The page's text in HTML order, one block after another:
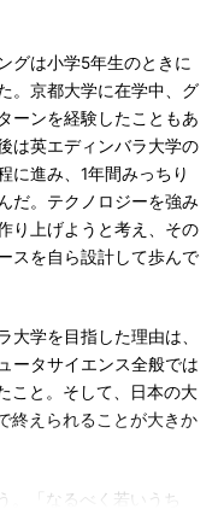
グは小学5年生のときに
。京都大学に在学中、グ
ーンを経験したこともあ
は英エディンバラ大学の
に進み、1年間みっちり
だ。テクノロジーを強み
り上げようと考え、その
スを自ら設計して歩んで
大学を目指した理由は、
ータサイエンス全般では
こと。そして、日本の大
終えられることが大きか
「なるべく若いうち